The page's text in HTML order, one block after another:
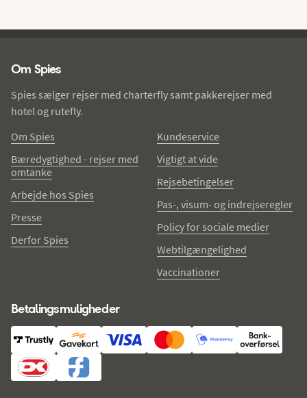
Om Spies
Spies sælger rejser med charterfly samt pakkerejser med
hotel og rutefly.
Om Spies
Bæredygtighed - rejser med
omtanke
Arbejde hos Spies
Presse
Derfor Spies
Kundeservice
Vigtigt at vide
Rejsebetingelser
Pas-, visum- og indrejseregler
Policy for sociale medier
Webtilgængelighed
Vaccinationer
Betalingsmuligheder